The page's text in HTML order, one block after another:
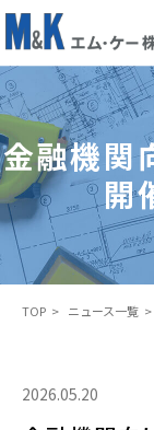
金
融
機
関
向
け
決
算
金融機関
開
TOP ニュース一覧
2026.05.20